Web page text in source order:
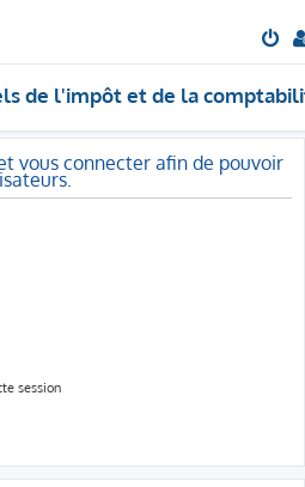
de l'impôt et de la
vous connecter afin de pouvoir
session